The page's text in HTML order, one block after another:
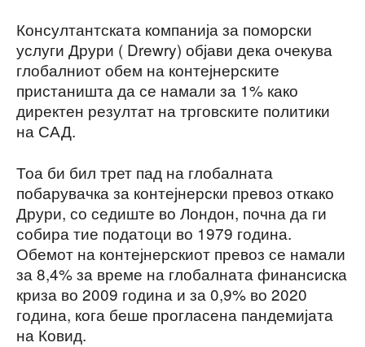
Консултантската компанија за поморски
услуги Друри ( Drewry) објави дека очекува
глобалниот обем на контејнерските
пристаништа да се намали за 1% како
директен резултат на трговските политики
на САД.
Тоа би бил трет пад на глобалната
побарувачка за контејнерски превоз откако
Друри, со седиште во Лондон, почна да ги
собира тие податоци во 1979 година.
Обемот на контејнерскиот превоз се намали
за 8,4% за време на глобалната финансиска
криза во 2009 година и за 0,9% во 2020
година, кога беше прогласена пандемијата
на Ковид.